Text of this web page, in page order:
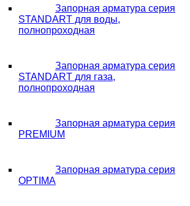
Запорная арматура серия
STANDART для воды,
полнопроходная
Запорная арматура серия
STANDART для газа,
полнопроходная
Запорная арматура серия
PREMIUM
Запорная арматура серия
OPTIMA